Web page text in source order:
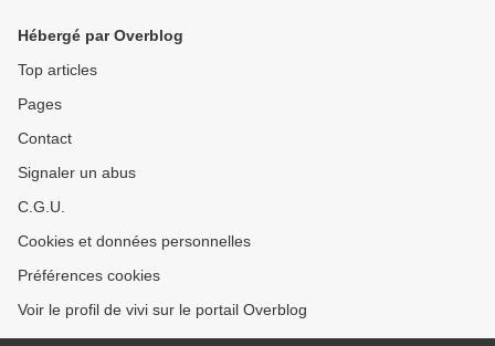
Hébergé par Overblog
Top articles
Pages
Contact
Signaler un abus
C.G.U.
Cookies et données personnelles
Préférences cookies
Voir le profil de vivi sur le portail Overblog